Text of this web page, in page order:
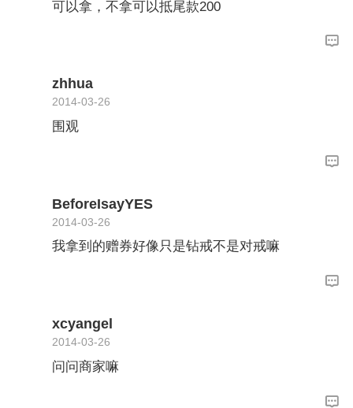
可以拿，不拿可以抵尾款200
zhhua
2014-03-26
围观
BeforeIsayYES
2014-03-26
我拿到的赠券好像只是钻戒不是对戒嘛
xcyangel
2014-03-26
问问商家嘛